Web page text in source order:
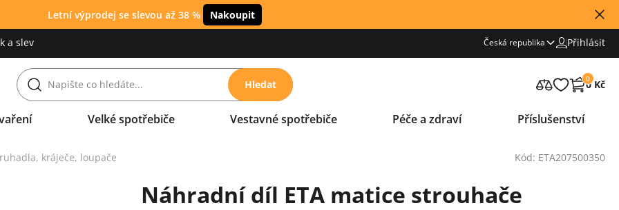
Letní výprodej se slevou až 38 % Nakoupit
a slev Česká republika Přihlásit
Hledat 0
0 Kč
Velké spotřebiče Vestavné spotřebiče Péče a zdraví Příslušenství
kráječe, loupače Kód: ETA207500350
Náhradní díl ETA matice strouhače